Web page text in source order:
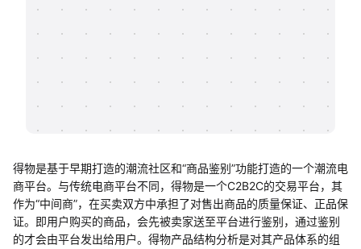
帮助中心
知识分享社区
得物是基于早期打造的潮流社区和“商品鉴别”功能打造的一个潮流电
商平台。与传统电商平台不同，得物是一个C2B2C的交易平台，其
作为“中间商”，在买卖双方中承担了对售出商品的质量保证、正品保
证。即用户购买的商品，会先被卖家送至平台进行鉴别，通过鉴别
的才会由平台发出给用户。得物产品结构分析是对其产品体系的组